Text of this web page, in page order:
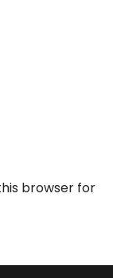
browser for